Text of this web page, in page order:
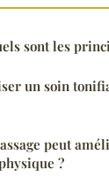
sont les
un soin
peut
?